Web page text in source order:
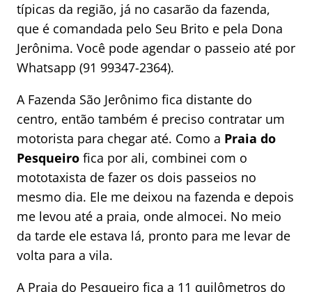
típicas da região, já no casarão da fazenda,
que é comandada pelo Seu Brito e pela Dona
Jerônima. Você pode agendar o passeio até por
Whatsapp (91 99347-2364).
A Fazenda São Jerônimo fica distante do
centro, então também é preciso contratar um
motorista para chegar até. Como a Praia do
Pesqueiro fica por ali, combinei com o
mototaxista de fazer os dois passeios no
mesmo dia. Ele me deixou na fazenda e depois
me levou até a praia, onde almocei. No meio
da tarde ele estava lá, pronto para me levar de
volta para a vila.
A Praia do Pesqueiro fica a 11 quilômetros do